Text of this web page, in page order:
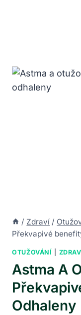
/ Zdraví /
Překvapivé
OTUŽOVÁNÍ
Astma A
Odhaleny